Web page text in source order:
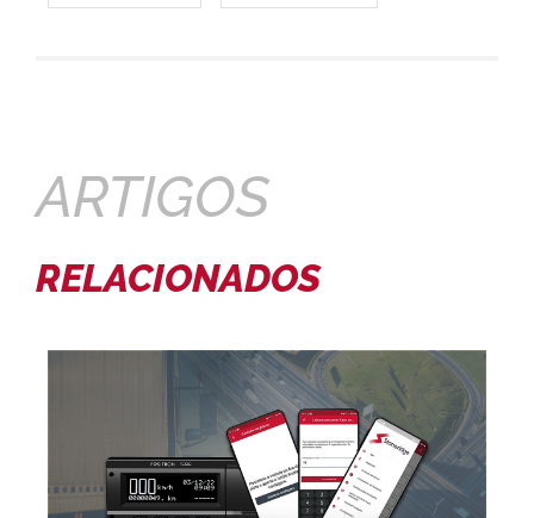
ARTIGOS
RELACIONADOS